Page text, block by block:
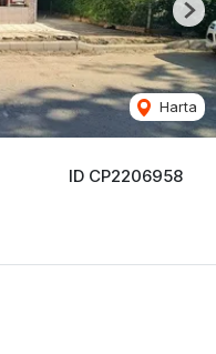
ID CP2206958
Harta